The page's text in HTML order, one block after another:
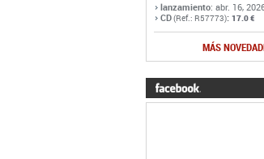
lanzamiento: abr. 16,
CD(Ref.: R57773): 17.0 €
MÁS